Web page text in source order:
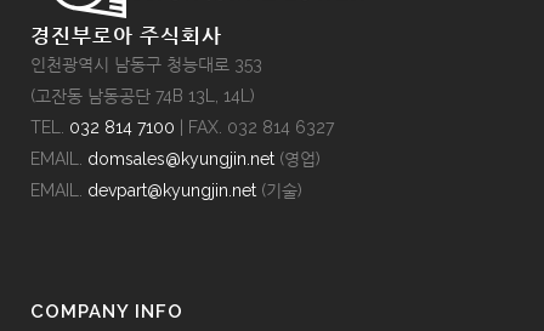
경진부로아 주식회사
인천광역시 남동구 청능대로 353
(고잔동 남동공단 74B 13L, 14L)
TEL. 032 814 7100 | FAX. 032 814 6327
EMAIL. domsales@kyungjin.net (영업)
EMAIL. devpart@kyungjin.net (기술)
COMPANY INFO